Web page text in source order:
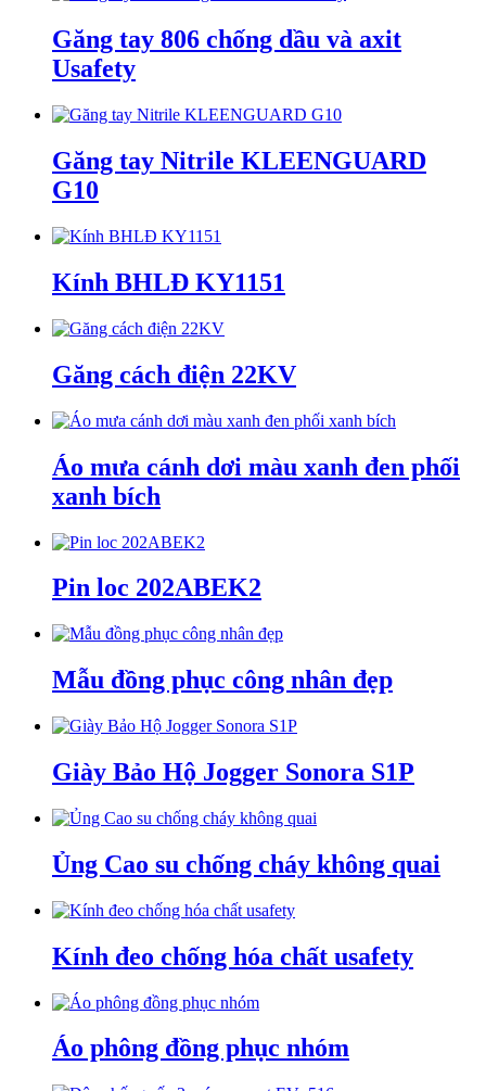
Găng tay 806 chống dầu và axit
Usafety
Găng tay Nitrile KLEENGUARD
G10
Kính BHLĐ KY1151
Găng cách điện 22KV
Áo mưa cánh dơi màu xanh đen phối
xanh bích
Pin loc 202ABEK2
Mẫu đồng phục công nhân đẹp
Giày Bảo Hộ Jogger Sonora S1P
Ủng Cao su chống cháy không quai
Kính đeo chống hóa chất usafety
Áo phông đồng phục nhóm